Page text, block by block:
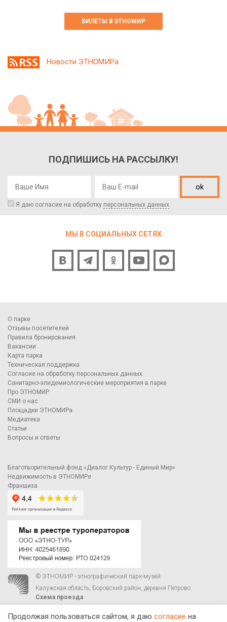
БИЛЕТЫ В ЭТНОМИР
Новости ЭТНОМИРа
ПОДПИШИСЬ НА РАССЫЛКУ!
ok
Я даю согласие на обработку персональных данных
МЫ В СОЦИАЛЬНЫХ СЕТЯХ
О парке
Отзывы посетителей
Правила бронирования
Вакансии
Карта парка
Техническая поддержка
Согласие на обработку персональных данных
Санитарно-эпидемиологические мероприятия в парке
Про ЭТНОМИР
СМИ о нас
Площадки ЭТНОМИРа
Медиатека
Статьи
Вопросы и ответы
Благотворительный фонд «Диалог Культур - Единый Мир»
Недвижимость в ЭТНОМИРе
Франшиза
© ЭТНОМИР - этнографический парк-музей
Калужская область, Боровский район, деревня Петрово.
Схема проезда
Продолжая пользоваться сайтом, я даю согласие на